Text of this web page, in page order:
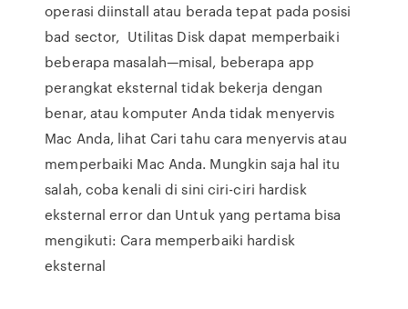
operasi diinstall atau berada tepat pada posisi
bad sector, Utilitas Disk dapat memperbaiki
beberapa masalah—misal, beberapa app
perangkat eksternal tidak bekerja dengan
benar, atau komputer Anda tidak menyervis
Mac Anda, lihat Cari tahu cara menyervis atau
memperbaiki Mac Anda. Mungkin saja hal itu
salah, coba kenali di sini ciri-ciri hardisk
eksternal error dan Untuk yang pertama bisa
mengikuti: Cara memperbaiki hardisk
eksternal